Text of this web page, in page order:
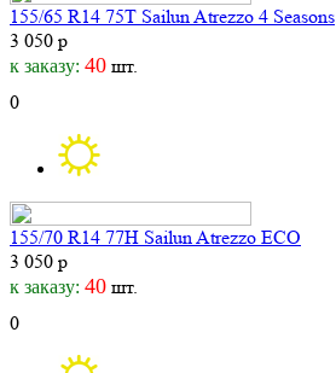
155/65 R14 75T Sailun Atrezzo 4 Seasons
3 050 р
к заказу: 40 шт.
0
155/70 R14 77H Sailun Atrezzo ECO
3 050 р
к заказу: 40 шт.
0